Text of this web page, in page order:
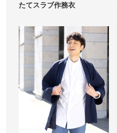
たてスラブ作務衣